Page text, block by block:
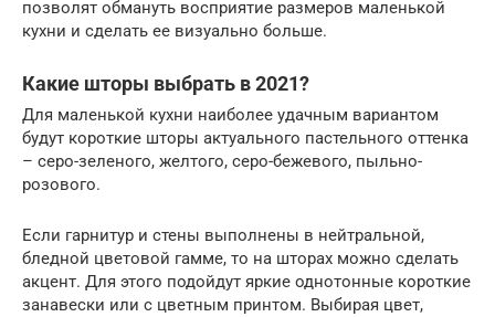
позволят обмануть восприятие размеров маленькой
кухни и сделать ее визуально больше.
Какие шторы выбрать в 2021?
Для маленькой кухни наиболее удачным вариантом
будут короткие шторы актуального пастельного оттенка
– серо-зеленого, желтого, серо-бежевого, пыльно-
розового.
Если гарнитур и стены выполнены в нейтральной,
бледной цветовой гамме, то на шторах можно сделать
акцент. Для этого подойдут яркие однотонные короткие
занавески или с цветным принтом. Выбирая цвет,